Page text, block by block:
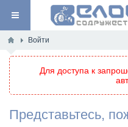
Войти
Для доступа к
Представьтесь,